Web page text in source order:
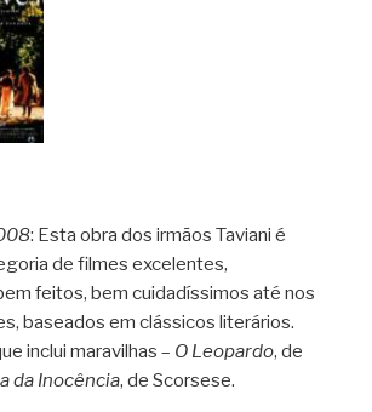
of 5.0 stars
: Esta obra dos irmãos Taviani é
de filmes excelentes,
feitos, bem cuidadíssimos até nos
baseados em clássicos literários.
inclui maravilhas – O Leopardo, de
da Inocência, de Scorsese.